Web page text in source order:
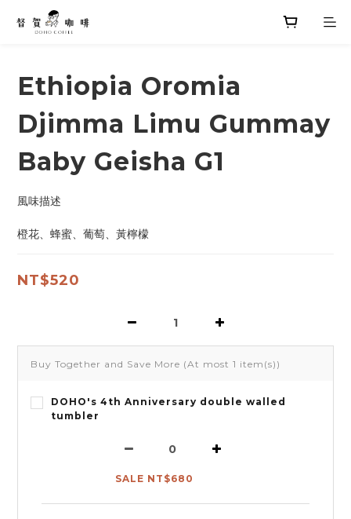
Ethiopia Oromia
Djimma Limu Gummay
Baby Geisha G1
風味描述
橙花、蜂蜜、葡萄、黃檸檬
NT$520
Buy Together and Save More (At most 1 item(s))
DOHO's 4th Anniversary double walled
tumbler
SALE NT$680